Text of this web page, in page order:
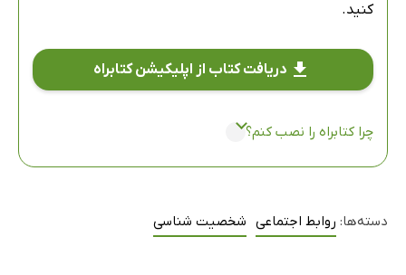
کنید.
دریافت کتاب از اپلیکیشن کتابراه
چرا کتابراه را نصب کنم؟
دسته‌ها: روابط اجتماعی شخصیت شناسی